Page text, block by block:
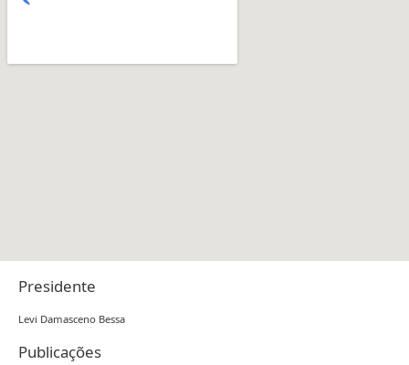
Presidente
Levi Damasceno Bessa
Publicações